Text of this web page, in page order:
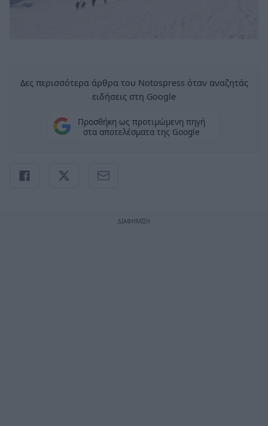
Δες περισσότερα άρθρα του Notospress όταν αναζητάς
ειδήσεις στη Google
Προσθήκη ως προτιμώμενη πηγή
στα αποτελέσματα της Google